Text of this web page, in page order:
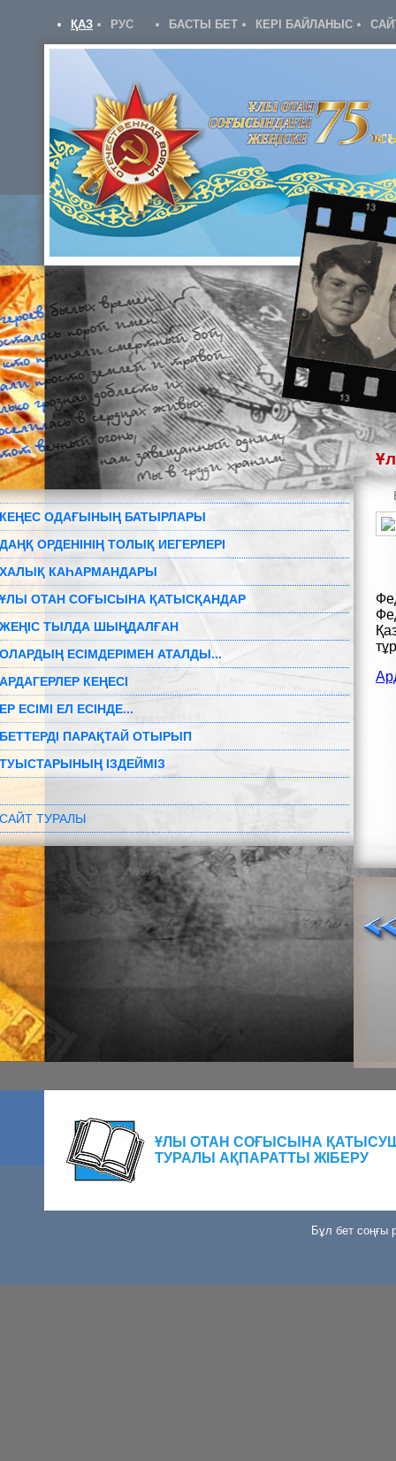
ҚАЗ РУС БАСТЫ БЕТ КЕРІ БАЙЛАНЫС
КЕҢЕС ОДАҒЫНЫҢ БАТЫРЛАРЫ
ДАҢҚ ОРДЕНІНІҢ ТОЛЫҚ ИЕГЕРЛЕРІ
ХАЛЫҚ КАҺАРМАНДАРЫ
ҰЛЫ ОТАН СОҒЫСЫНА ҚАТЫСҚАНДАР
ЖЕҢІС ТЫЛДА ШЫҢДАЛҒАН
ОЛАРДЫҢ ЕСІМДЕРІМЕН АТАЛДЫ...
АРДАГЕРЛЕР КЕҢЕСІ
ЕР ЕСІМІ ЕЛ ЕСІНДЕ...
БЕТТЕРДІ ПАРАҚТАЙ ОТЫРЫП
ТУЫСТАРЫНЫҢ ІЗДЕЙМІЗ
САЙТ ТУРАЛЫ
ҰЛЫ ОТАН СОҒЫСЫНА
ТУРАЛЫ АҚПАРАТТЫ ЖІБЕРУ
Бұл бет соңғы